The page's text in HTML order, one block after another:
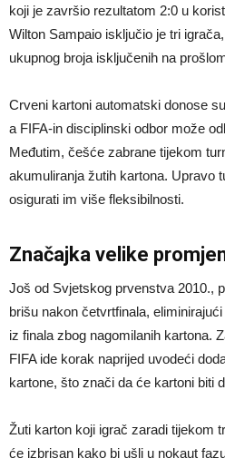
koji je završio rezultatom 2:0 u
Wilton Sampaio isključio je tri
ukupnog broja isključenih na
Crveni kartoni automatski donose
a FIFA-in disciplinski odbor može
Međutim, češće zabrane tijekom
akumuliranja žutih kartona. Upravo
osigurati im više fleksibilnosti.
Značajka velike
Još od Svjetskog prvenstva 2010.,
brišu nakon četvrtfinala,
iz finala zbog nagomilanih kartona.
FIFA ide korak naprijed uvodeći
kartone, što znači da će kartoni biti
Žuti karton koji igrač zaradi tijekom
će izbrisan kako bi ušli u nokaut